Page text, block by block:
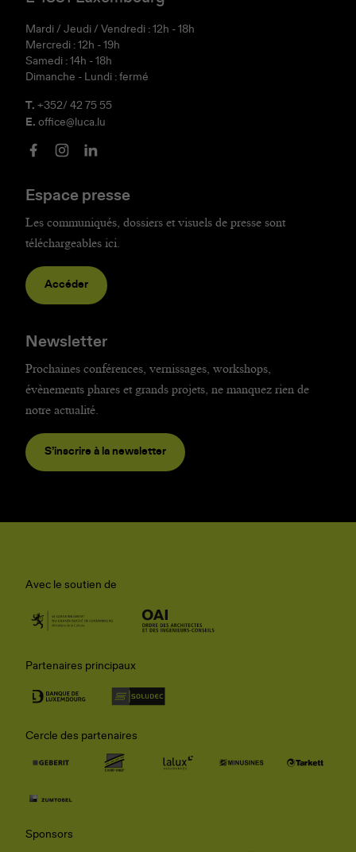
Mardi / Jeudi / Vendredi : 12h - 18h
Mercredi : 12h - 19h
Samedi : 14h - 18h
Dimanche - Lundi : fermé
T. +352/ 42 75 55
E. office@luca.lu
Espace presse
Les communiqués, dossiers et visuels de presse sont
téléchargeables ici.
Accéder
Newsletter
Prochaines conférences, vernissages, workshops,
évènements phares et grands projets, ne manquez rien de
notre actualité.
S’inscrire à la newsletter
Avec le soutien de
Partenaires principaux
Cercle des partenaires
Sponsors